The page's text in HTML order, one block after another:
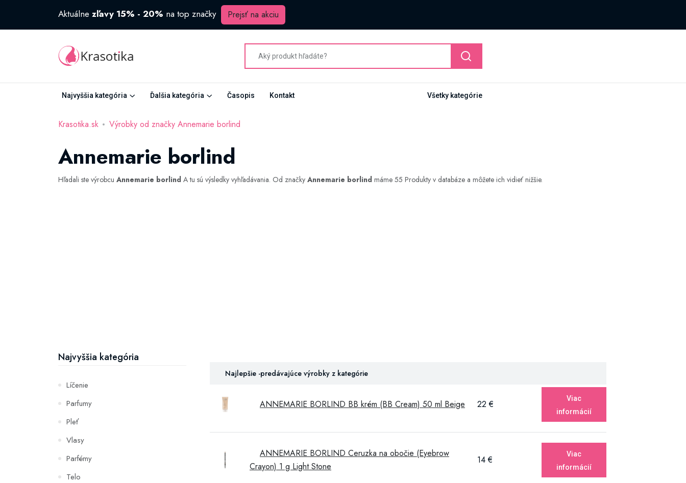
Aktuálne zľavy 15% - 20% na top značky Prejsť na akciu
Najvyššia kategória Ďalšia kategória Časopis Kontakt Všetky kategórie
Krasotika.sk Výrobky od značky Annemarie borlind
Annemarie borlind
Hľadali ste výrobcu Annemarie borlind A tu sú výsledky vyhľadávania. Od značky Annemarie borlind máme 55 Produkty v databáze a môžete ich vidieť nižšie.
Najvyššia kategória
Líčenie
Parfumy
Pleť
Vlasy
Parfémy
Telo
Najlepšie -predávajúce výrobky z kategórie
ANNEMARIE BORLIND BB krém (BB Cream) 50 ml Beige 22 €
Viac
informácií
ANNEMARIE BORLIND Ceruzka na obočie (Eyebrow
Crayon) 1 g Light Stone
14 €
Viac
informácií